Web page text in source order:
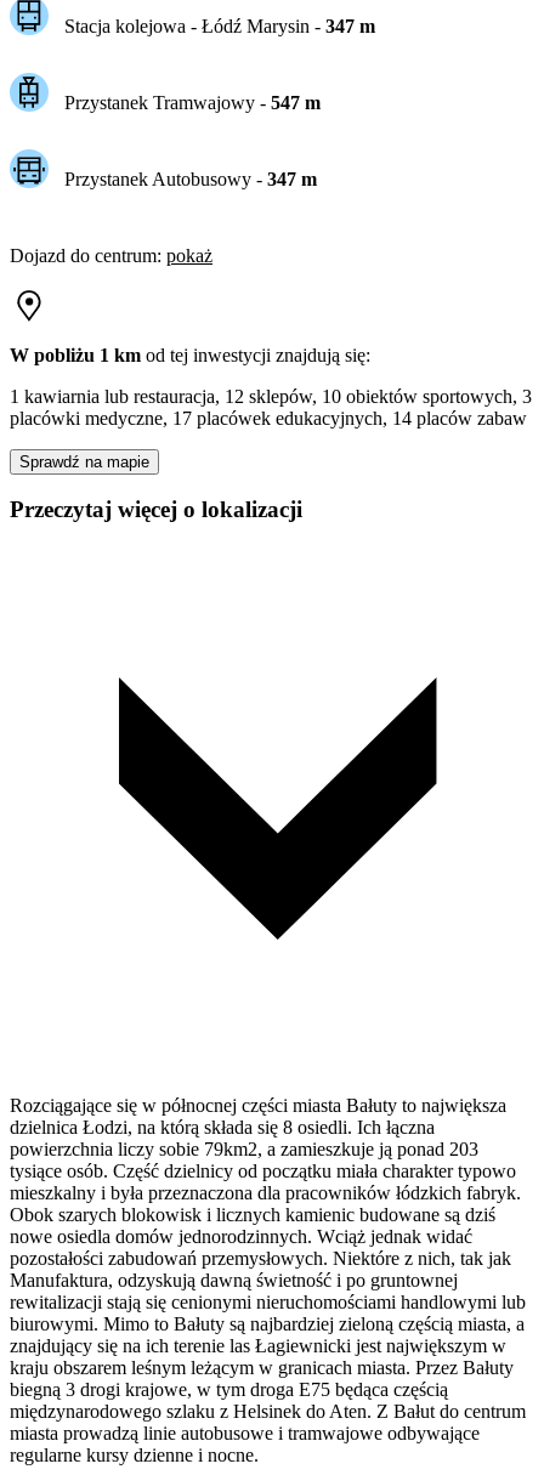
Stacja kolejowa - Łódź Marysin - 347m
Przystanek Tramwajowy - 547m
Przystanek Autobusowy - 347m
Dojazd do centrum: pokaż
W pobliżu 1 km od tej inwestycji znajdują się:
1 kawiarnia lub restauracja, 12 sklepów, 10 obiektów sportowych, 3
placówki medyczne, 17 placówek edukacyjnych, 14 placów zabaw
Sprawdź na mapie
Przeczytaj więcej o lokalizacji
Rozciągające się w północnej części miasta Bałuty to największa
dzielnica Łodzi, na którą składa się 8 osiedli. Ich łączna
powierzchnia liczy sobie 79km2, a zamieszkuje ją ponad 203
tysiące osób. Część dzielnicy od początku miała charakter typowo
mieszkalny i była przeznaczona dla pracowników łódzkich fabryk.
Obok szarych blokowisk i licznych kamienic budowane są dziś
nowe osiedla domów jednorodzinnych. Wciąż jednak widać
pozostałości zabudowań przemysłowych. Niektóre z nich, tak jak
Manufaktura, odzyskują dawną świetność i po gruntownej
rewitalizacji stają się cenionymi nieruchomościami handlowymi lub
biurowymi. Mimo to Bałuty są najbardziej zieloną częścią miasta, a
znajdujący się na ich terenie las Łagiewnicki jest największym w
kraju obszarem leśnym leżącym w granicach miasta. Przez Bałuty
biegną 3 drogi krajowe, w tym droga E75 będąca częścią
międzynarodowego szlaku z Helsinek do Aten. Z Bałut do centrum
miasta prowadzą linie autobusowe i tramwajowe odbywające
regularne kursy dzienne i nocne.